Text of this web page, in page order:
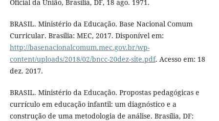
Oficial da União, Brasília, DF, 18 ago. 1971.
BRASIL. Ministério da Educação. Base Nacional Comum
Curricular. Brasília: MEC, 2017. Disponível em:
http://basenacionalcomum.mec.gov.br/wp-
content/uploads/2018/02/bncc-20dez-site.pdf. Acesso em: 18
dez. 2017.
BRASIL. Ministério da Educação. Propostas pedagógicas e
currículo em educação infantil: um diagnóstico e a
construção de uma metodologia de análise. Brasília, DF: